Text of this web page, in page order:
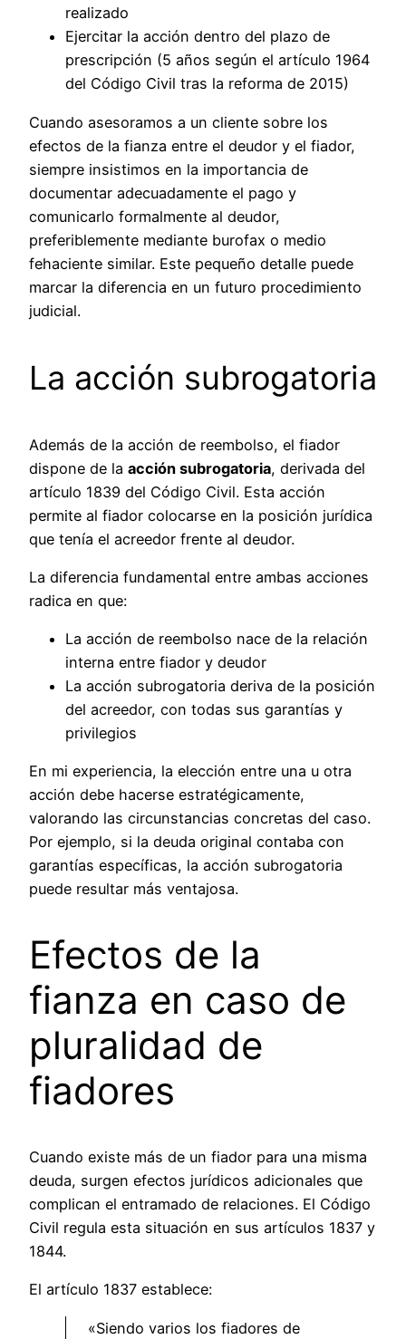
realizado
Ejercitar la acción dentro del plazo de
prescripción (5 años según el artículo 1964
del Código Civil tras la reforma de 2015)
Cuando asesoramos a un cliente sobre los
efectos de la fianza entre el deudor y el fiador,
siempre insistimos en la importancia de
documentar adecuadamente el pago y
comunicarlo formalmente al deudor,
preferiblemente mediante burofax o medio
fehaciente similar. Este pequeño detalle puede
marcar la diferencia en un futuro procedimiento
judicial.
La acción subrogatoria
Además de la acción de reembolso, el fiador
dispone de la acción subrogatoria, derivada del
artículo 1839 del Código Civil. Esta acción
permite al fiador colocarse en la posición jurídica
que tenía el acreedor frente al deudor.
La diferencia fundamental entre ambas acciones
radica en que:
La acción de reembolso nace de la relación
interna entre fiador y deudor
La acción subrogatoria deriva de la posición
del acreedor, con todas sus garantías y
privilegios
En mi experiencia, la elección entre una u otra
acción debe hacerse estratégicamente,
valorando las circunstancias concretas del caso.
Por ejemplo, si la deuda original contaba con
garantías específicas, la acción subrogatoria
puede resultar más ventajosa.
Efectos de la
fianza en caso de
pluralidad de
fiadores
Cuando existe más de un fiador para una misma
deuda, surgen efectos jurídicos adicionales que
complican el entramado de relaciones. El Código
Civil regula esta situación en sus artículos 1837 y
1844.
El artículo 1837 establece:
«Siendo varios los fiadores de